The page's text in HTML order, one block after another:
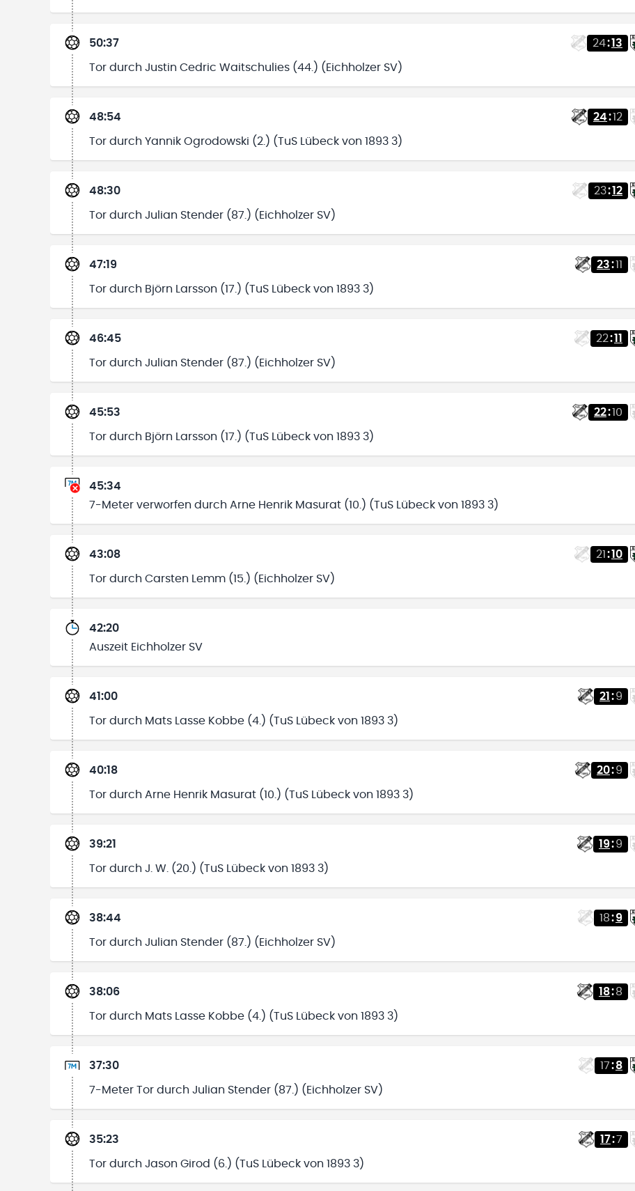
50:37 24:13
Tor durch Justin Cedric Waitschulies (44.) (Eichholzer SV)
48:54 24:12
Tor durch Yannik Ogrodowski (2.) (TuS Lübeck von 1893 3)
48:30 23:12
Tor durch Julian Stender (87.) (Eichholzer SV)
47:19 23:11
Tor durch Björn Larsson (17.) (TuS Lübeck von 1893 3)
46:45 22:11
Tor durch Julian Stender (87.) (Eichholzer SV)
45:53 22:10
Tor durch Björn Larsson (17.) (TuS Lübeck von 1893 3)
45:34
7-Meter verworfen durch Arne Henrik Masurat (10.) (TuS Lübeck von 1893 3)
43:08 21 :10
Tor durch Carsten Lemm (15.) (Eichholzer SV)
42:20
Auszeit Eichholzer SV
41:00 21 :9
Tor durch Mats Lasse Kobbe (4.) (TuS Lübeck von 1893 3)
40:18 20:9
Tor durch Arne Henrik Masurat (10.) (TuS Lübeck von 1893 3)
39:21 19:9
Tor durch J. W. (20.) (TuS Lübeck von 1893 3)
38:44 18:9
Tor durch Julian Stender (87.) (Eichholzer SV)
38:06 18:8
Tor durch Mats Lasse Kobbe (4.) (TuS Lübeck von 1893 3)
37:30 17:8
7-Meter Tor durch Julian Stender (87.) (Eichholzer SV)
35:23 17:7
Tor durch Jason Girod (6.) (TuS Lübeck von 1893 3)